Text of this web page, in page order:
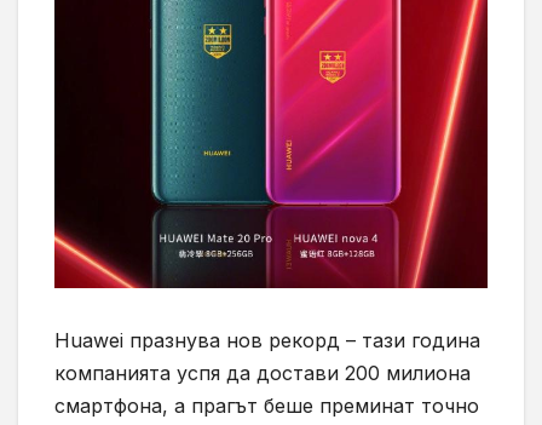
Huawei празнува нов рекорд – тази година
компанията успя да достави 200 милиона
смартфона, а прагът беше преминат точно